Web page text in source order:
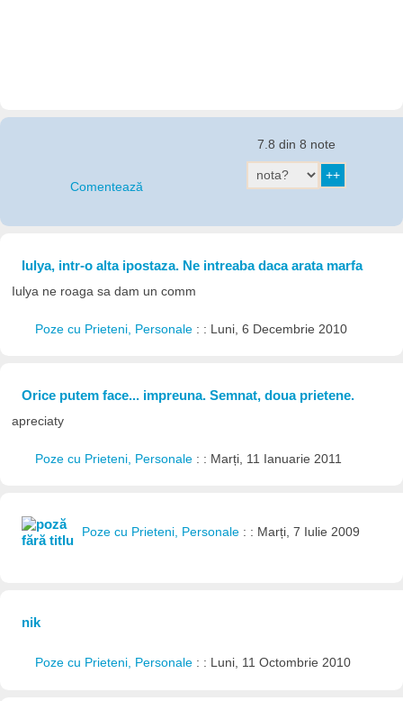
Comentează
7.8 din 8 note
Iulya, intr-o alta ipostaza. Ne intreaba daca arata marfa
Iulya ne roaga sa dam un comm
Poze cu Prieteni, Personale : : Luni, 6 Decembrie 2010
Orice putem face... impreuna. Semnat, doua prietene.
apreciaty
Poze cu Prieteni, Personale : : Marți, 11 Ianuarie 2011
Poze cu Prieteni, Personale : : Marți, 7 Iulie 2009
nik
Poze cu Prieteni, Personale : : Luni, 11 Octombrie 2010